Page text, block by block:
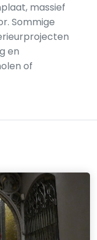
massief
Sommige
en
of